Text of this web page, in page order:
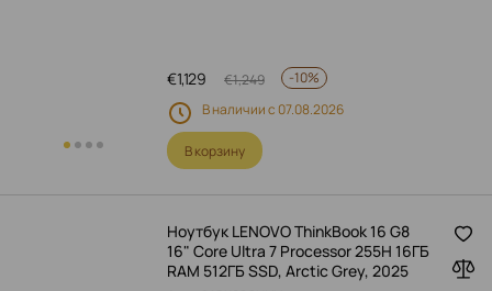
1,129
€ 1,249
€ -10%
В наличии с 07.08.2026
В корзину
Ноутбук LENOVO ThinkBook 16 G8
16" Core Ultra 7 Processor 255H 16ГБ
RAM 512ГБ SSD, Arctic Grey, 2025